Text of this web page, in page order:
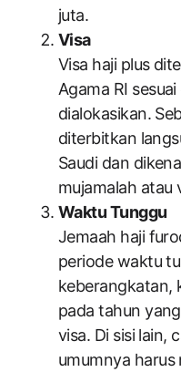
juta.
Visa
Visa haji plus
Agama RI
dialokasikan.
diterbitkan
Saudi dan
mujamalah atau
Waktu Tunggu
Jemaah haji
periode waktu
keberangkatan,
pada tahun
visa. Di sisi lain,
umumnya